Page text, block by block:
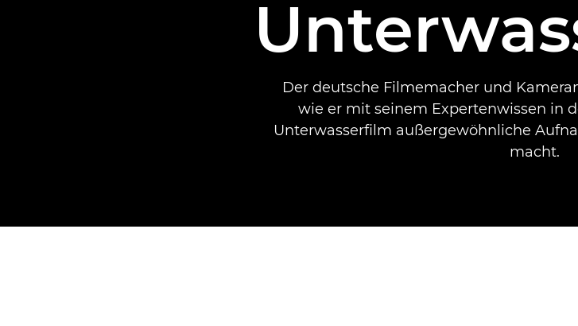
Der deutsche Filmemacher und
wie er mit seinem Expertenwissen in
Unterwasserfilm außergewöhnliche
macht.